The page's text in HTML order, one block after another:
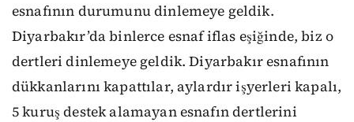
esnafının durumunu dinlemeye geldik.
Diyarbakır’da binlerce esnaf iflas eşiğinde, biz o
dertleri dinlemeye geldik. Diyarbakır esnafının
dükkanlarını kapattılar, aylardır işyerleri kapalı,
5 kuruş destek alamayan esnafın dertlerini